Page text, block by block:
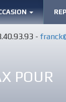
-
POUR